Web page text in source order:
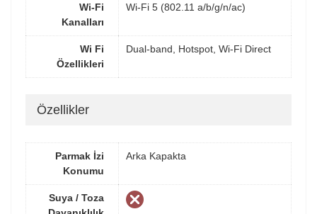
Wi-Fi
Kanalları
Wi-Fi 5 (802.11 a/b/g/n/ac)
Wi Fi
Özellikleri
Dual-band, Hotspot, Wi-Fi Direct
Özellikler
Parmak İzi
Konumu
Arka Kapakta
Suya / Toza